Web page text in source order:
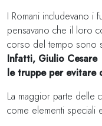
I Romani includevano i
pensavano che il loro
corso del tempo sono
Infatti, Giulio
le truppe per evitare
La maggior parte delle
come elementi speciali